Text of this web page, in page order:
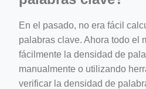
En el pasado, no era fácil
palabras clave. Ahora todo el
fácilmente la densidad de
manualmente o utilizando
verificar la densidad de